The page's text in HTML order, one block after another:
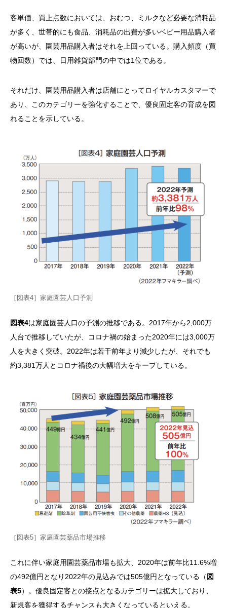
客単価、買上点数においては、おむつ、ミルクなど必要な消耗品
が多く、世帯的にも食品、消耗品の出費が多いベビー用品購入者
が高いが、園芸用品購入者はそれを上回っている。購入頻度（買
物回数）では、日用雑貨部門の中では1位である。
それだけ、園芸用品購入者は店舗にとってロイヤルカスタマーで
あり、このカテゴリーを強化することで、優良固定客の育成を図
れることを示している。
［図表4］家庭園芸人口予測
図表4は家庭園芸人口の予測の推移である。2017年から2,000万
人台で推移していたが、コロナ禍の始まった2020年には3,000万
人を大きく突破。2022年は若干前年より減少したが、それでも
約3,381万人とコロナ禍後の大幅増大をキープしている。
［図表5］家庭園芸薬品市場推移
これに伴い家庭用園芸薬品市場も拡大、2020年は前年比11.6%増
の492億円となり2022年の見込みでは505億円となっている（ 図
表5）。優良固定客との接点となるカテゴリーは拡大しており、
新規客を獲得するチャンスも大きくなっているといえる。